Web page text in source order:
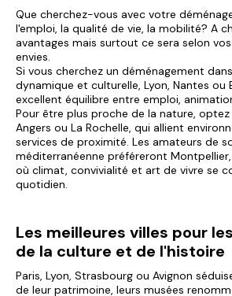
Que cherchez-vous avec votre
l'emploi, la qualité de vie, la mobilité? A
avantages mais surtout ce sera selon
envies.
Si vous cherchez un déménagement
dynamique et culturelle, Lyon, Nantes ou
excellent équilibre entre emploi,
Pour être plus proche de la nature, optez
Angers ou La Rochelle, qui allient
services de proximité. Les amateurs de
méditerranéenne préféreront Montpellier,
où climat, convivialité et art de vivre se
quotidien.
Les meilleures villes pour
de la culture et de l'histoire
Paris, Lyon, Strasbourg ou Avignon
de leur patrimoine, leurs musées